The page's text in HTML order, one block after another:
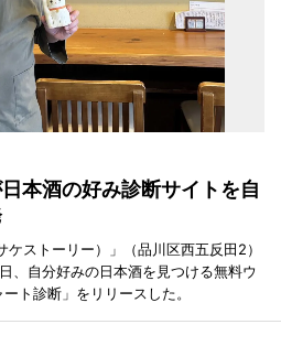
本酒の好み診断サイトを自
ストーリー）」（品川区西五反田2）
、自分好みの日本酒を見つける無料ウ
ト診断」をリリースした。